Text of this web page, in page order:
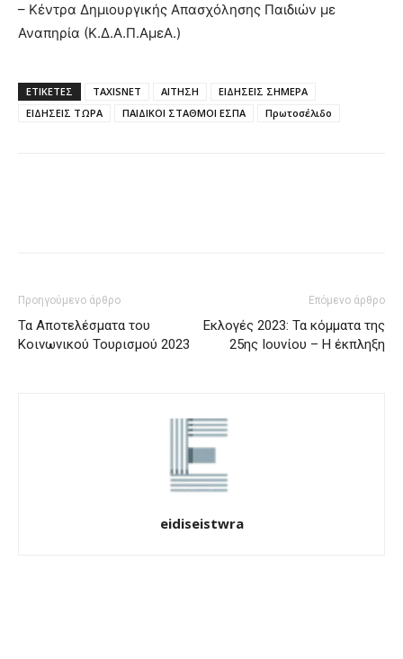
– Κέντρα Δημιουργικής Απασχόλησης Παιδιών με
Αναπηρία (Κ.Δ.Α.Π.ΑμεΑ.)
ΕΤΙΚΈΤΕΣ TAXISNET ΑΙΤΗΣΗ
ΕΙΔΗΣΕΙΣ ΣΗΜΕΡΑ
ΕΙΔΗΣΕΙΣ ΤΩΡΑ
ΠΑΙΔΙΚΟΙ ΣΤΑΘΜΟΙ ΕΣΠΑ Πρωτοσέλιδο
Προηγούμενο άρθρο
Τα Αποτελέσματα του
Κοινωνικού Τουρισμού 2023
Επόμενο άρθρο
Εκλογές 2023: Τα κόμματα της
25ης Ιουνίου – Η έκπληξη
eidiseistwra